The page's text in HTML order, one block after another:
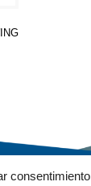
consentimiento